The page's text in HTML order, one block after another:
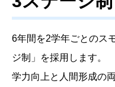
6年間を2学年ごとのス
ジ制」を採用します。
学力向上と人間形成の